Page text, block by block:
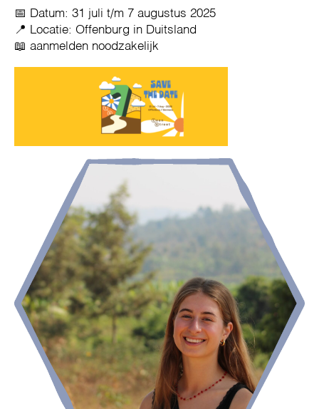
📅 Datum: 31 juli t/m 7 augustus 2025
📍 Locatie: Offenburg in Duitsland
📖 aanmelden noodzakelijk